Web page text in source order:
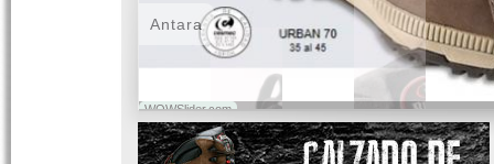
WOWSlider.com
Antara